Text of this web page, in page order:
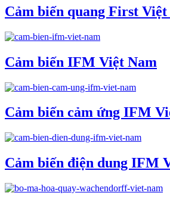
Cảm biến quang First Việt
Cảm biến IFM Việt Nam
Cảm biến cảm ứng IFM
Cảm biến điện dung IFM